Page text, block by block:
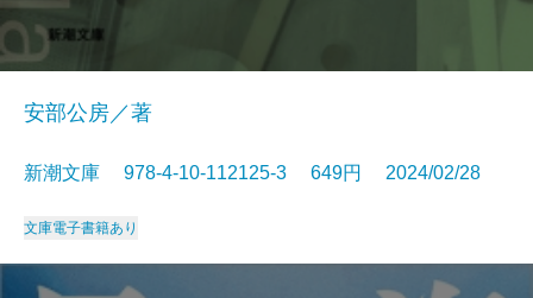
安部公房／著
新潮文庫 978-4-10-112125-3 649円 2024/02/28
文庫電子書籍あり